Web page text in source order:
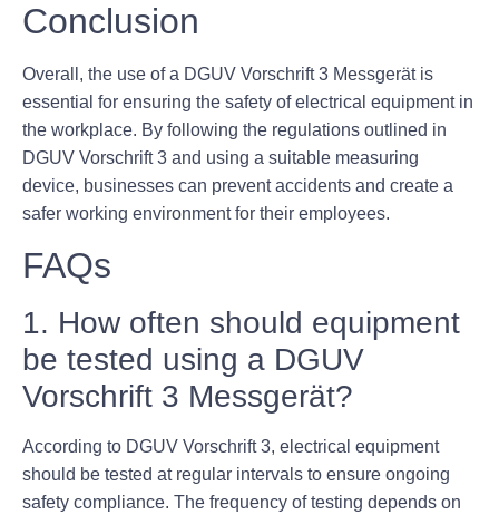
Conclusion
Overall, the use of a DGUV Vorschrift 3 Messgerät is
essential for ensuring the safety of electrical equipment in
the workplace. By following the regulations outlined in
DGUV Vorschrift 3 and using a suitable measuring
device, businesses can prevent accidents and create a
safer working environment for their employees.
FAQs
1. How often should equipment
be tested using a DGUV
Vorschrift 3 Messgerät?
According to DGUV Vorschrift 3, electrical equipment
should be tested at regular intervals to ensure ongoing
safety compliance. The frequency of testing depends on